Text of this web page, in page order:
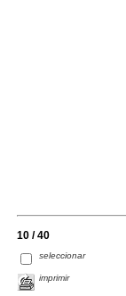
10 / 40
seleccionar
imprimir